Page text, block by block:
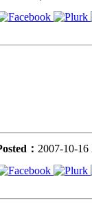
： 2007-10-16